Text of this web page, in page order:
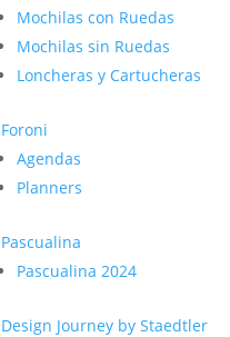
Mochilas con Ruedas
Mochilas sin Ruedas
Loncheras y Cartucheras
Foroni
Agendas
Planners
Pascualina
Pascualina 2024
Design Journey by Staedtler